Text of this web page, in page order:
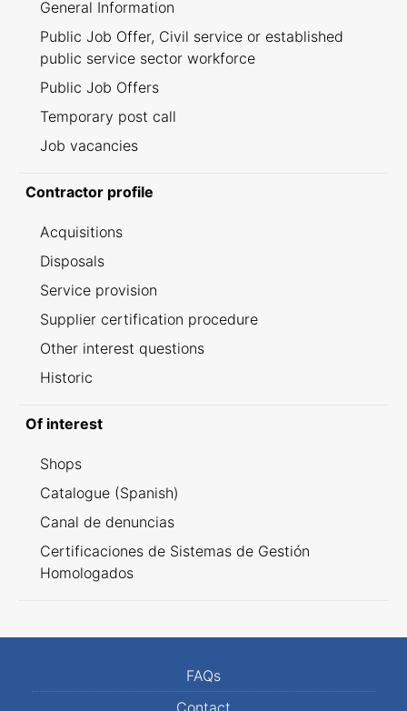
General Information
Public Job Offer, Civil service or established
public service sector workforce
Public Job Offers
Temporary post call
Job vacancies
Contractor profile
Acquisitions
Disposals
Service provision
Supplier certification procedure
Other interest questions
Historic
Of interest
Shops
Catalogue (Spanish)
Canal de denuncias
Certificaciones de Sistemas de Gestión
Homologados
FAQs
Contact